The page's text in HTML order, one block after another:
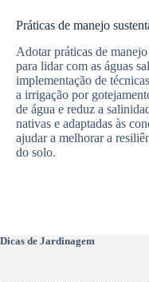
Práticas de manejo
Adotar práticas de
para lidar com as águas
implementação de
a irrigação por
de água e reduz a
nativas e adaptadas às
ajudar a melhorar a
do solo.
Dicas de Jardinagem